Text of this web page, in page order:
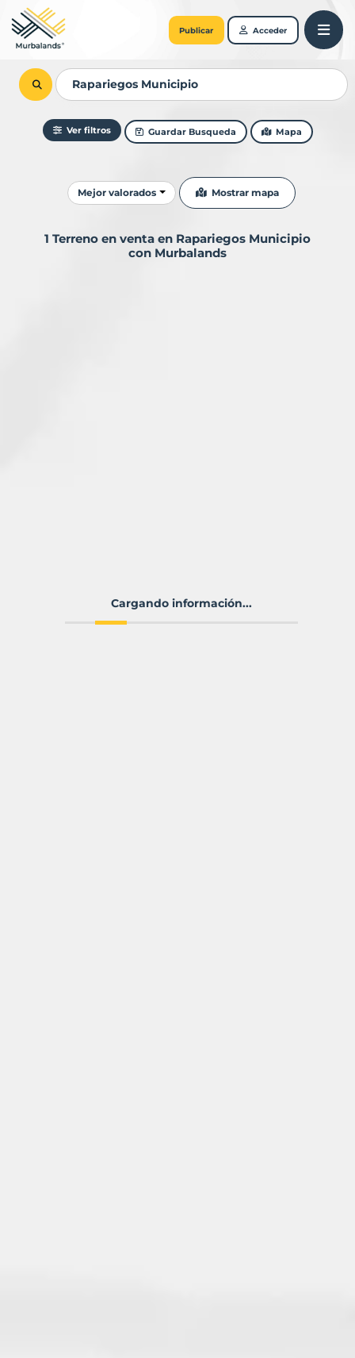
Publicar Acceder
Ver filtros Guardar Busqueda Mapa
Ordenar resultados
Mejor valorados Mostrar mapa
1 Terreno en venta en Rapariegos Municipio
con Murbalands
Cargando información...